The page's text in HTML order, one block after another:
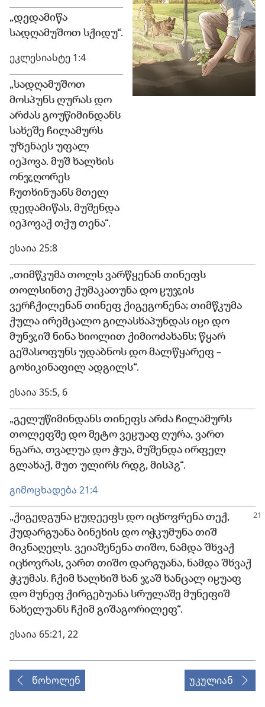
„დედამიწა
სადღამუშოთ სქიდუ“.
ეკლესიასტე 1:4
„სადღამუშოთ
მოსპუნს ღურას დო
არძას გოუწიმინდანს
სახეშე ჩილამურს
უზენაეს უფალ
იეჰოვა. მუშ ხალხის
ონჯღორეს
ჩუთხინუანს მთელ
დედამიწას, მუშენდა
იეჰოვაქ თქუ თენა“.
ესაია 25:8
„თიმწკუმა თოლს ვარწყენან თინეფს
თოლსინთე ქუმაკათუნა დო ჸუჯის
ვერჩქილენან თინეფ ქიგეგონენა; თიმწკუმა
ქულა ირემცალო გილასხაპუნდას იჸი დო
მუნჯიშ ნინა ხიოლით ქიმიოძახანს; წყარ
გეშასოფუნს უდაბნოს დო მალწყარეფ –
გოხიკინაფილ ადგილს“.
ესაია 35:5, 6
„გელუწიმინდანს თინეფს არძა ჩილამურს
თოლეფშე დო მეტო ვეჸუაფ ღურა, ვართ
ნგარა, თვალუა დო ჭუა, მუშენდა ირფელ
გლახაქ, მუთ ულირს რდჷ, მისპჷ“.
გიმოცხადება 21:4
„ქიგედგუნა ჸუდეეფს დო იცხოვრენა თექ,
ქუდარგუანა ბინეხის დო ოჭკუმუნა თიშ
მიკნაღელს. ვეიაშენენა თიშო, ნამდა შხვაქ
იცხოვრას, ვართ თიშო დარგუანა, ნამდა შხვაქ
ჭკუმას. ჩქიმ ხალხიშ ხან ჯაშ ხანცალ იჸუაფ
დო მუნეფ ქირგებუანა სრულაშე მუნეფიშ
ნახელუანს ჩქიმ გიშაგორილეფ“.
ესაია 65:21, 22
წოხოლენ უკულიან